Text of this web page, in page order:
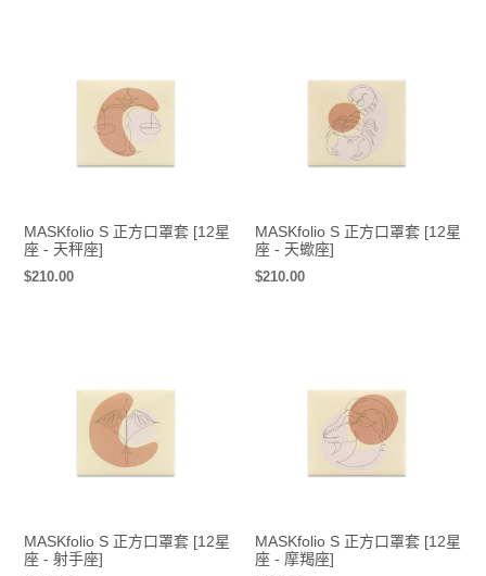
MASKfolio S 正方口罩套 [12星
座 - 天秤座]
定
$210.00
MASKfolio S 正方口罩套 [12星
座 - 天蠍座]
定
$210.00
MASKfolio S 正方口罩套 [12星
座 - 射手座]
MASKfolio S 正方口罩套 [12星
座 - 摩羯座]